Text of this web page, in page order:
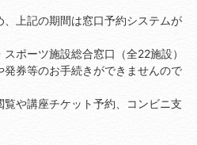
上記の期間は窓口予約システムが
ポーツ施設総合窓口（全22施設）
券等のお手続きができませんので
や講座チケット予約、コンビニ支